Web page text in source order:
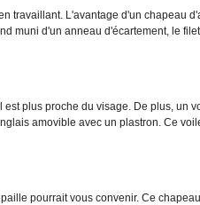
travaillant. L'avantage d'un chapeau
muni d'un anneau d'écartement, le
plus proche du visage. De plus, un
amovible avec un plastron. Ce
pourrait vous convenir. Ce